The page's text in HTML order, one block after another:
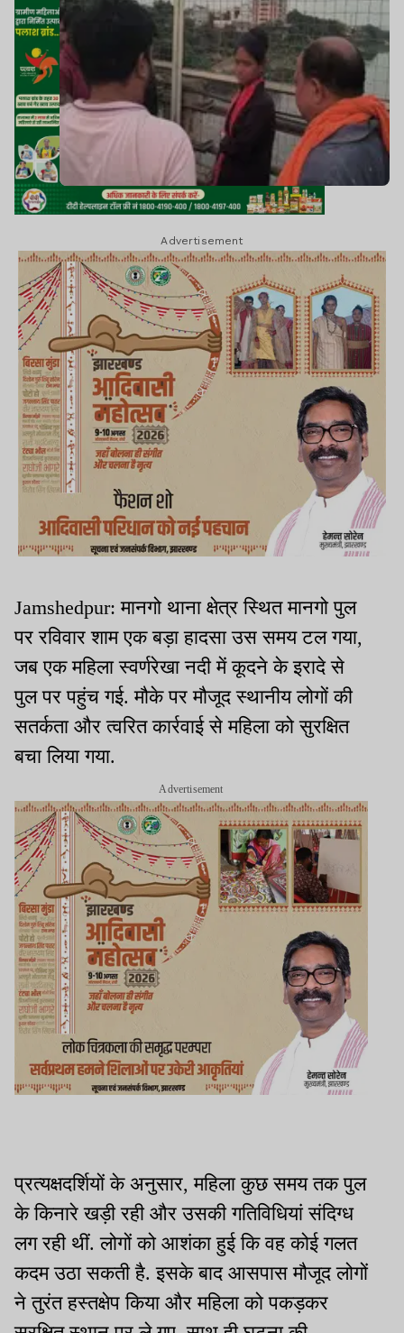
Advertisement
Jamshedpur: मानगो थाना क्षेत्र स्थित मानगो पुल
पर रविवार शाम एक बड़ा हादसा उस समय टल गया,
जब एक महिला स्वर्णरेखा नदी में कूदने के इरादे से
पुल पर पहुंच गई. मौके पर मौजूद स्थानीय लोगों की
सतर्कता और त्वरित कार्रवाई से महिला को सुरक्षित
बचा लिया गया.
Advertisement
प्रत्यक्षदर्शियों के अनुसार, महिला कुछ समय तक पुल
के किनारे खड़ी रही और उसकी गतिविधियां संदिग्ध
लग रही थीं. लोगों को आशंका हुई कि वह कोई गलत
कदम उठा सकती है. इसके बाद आसपास मौजूद लोगों
ने तुरंत हस्तक्षेप किया और महिला को पकड़कर